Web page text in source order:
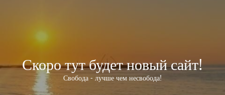
Скоро тут будет новый сайт!
Свобода - лучше чем несвобода!